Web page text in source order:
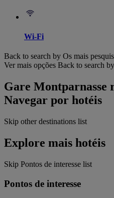
Wi-Fi
Back to search by Os mais
Ver mais opções Back to search
Gare Montparnasse
Navegar por hotéis
Skip other destinations list
Explore mais hotéis
Skip Pontos de interesse list
Pontos de interesse